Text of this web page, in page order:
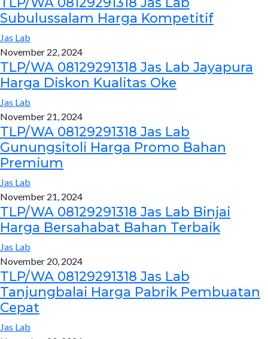
Subulussalam Harga Kompetitif
Jas Lab
November 22, 2024
TLP/WA 08129291318 Jas Lab Jayapura
Harga Diskon Kualitas Oke
Jas Lab
November 21, 2024
TLP/WA 08129291318 Jas Lab
Gunungsitoli Harga Promo Bahan
Premium
Jas Lab
November 21, 2024
TLP/WA 08129291318 Jas Lab Binjai
Harga Bersahabat Bahan Terbaik
Jas Lab
November 20, 2024
TLP/WA 08129291318 Jas Lab
Tanjungbalai Harga Pabrik Pembuatan
Cepat
Jas Lab